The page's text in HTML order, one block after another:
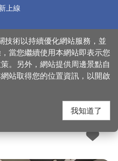
上線
與民宿
人氣：3927
術以持續優化網站服務，並
當您繼續使用本網站即表示您
。另外，網站提供周邊景點自
站取得您的位置資訊，以開啟
我知道了